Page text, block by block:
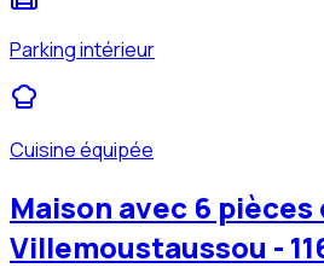
Parking intérieur
Cuisine équipée
Maison avec 6 pièces
Villemoustaussou -